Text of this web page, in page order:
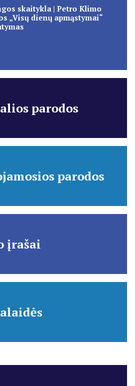
skaitykla | Petro Klimo
„Visų dienų apmąstymai“
parodos
parodos
įrašai